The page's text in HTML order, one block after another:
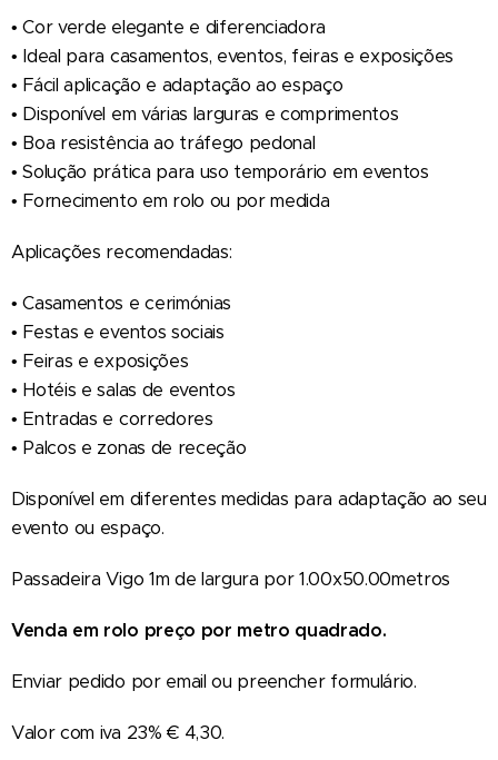
• Cor verde elegante e diferenciadora
• Ideal para casamentos, eventos, feiras e exposições
• Fácil aplicação e adaptação ao espaço
• Disponível em várias larguras e comprimentos
• Boa resistência ao tráfego pedonal
• Solução prática para uso temporário em eventos
• Fornecimento em rolo ou por medida
Aplicações recomendadas:
• Casamentos e cerimónias
• Festas e eventos sociais
• Feiras e exposições
• Hotéis e salas de eventos
• Entradas e corredores
• Palcos e zonas de receção
Disponível em diferentes medidas para adaptação ao seu
evento ou espaço.
Passadeira Vigo 1m de largura por 1.00x50.00metros
Venda em rolo preço por metro quadrado.
Enviar pedido por email ou preencher formulário.
Valor com iva 23% € 4,30.